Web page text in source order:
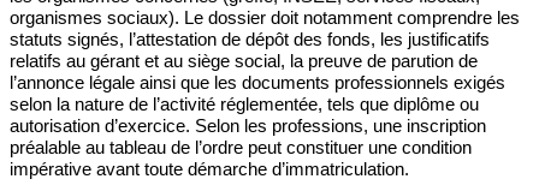
organismes sociaux). Le dossier doit notamment comprendre les
statuts signés, l’attestation de dépôt des fonds, les justificatifs
relatifs au gérant et au siège social, la preuve de parution de
l’annonce légale ainsi que les documents professionnels exigés
selon la nature de l’activité réglementée, tels que diplôme ou
autorisation d’exercice. Selon les professions, une inscription
préalable au tableau de l’ordre peut constituer une condition
impérative avant toute démarche d’immatriculation.